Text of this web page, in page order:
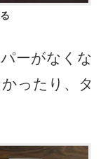
ーがなくな
ったり、タ